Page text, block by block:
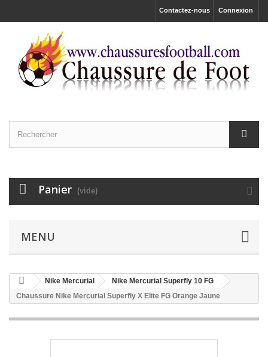
Connexion
Contactez-nous
Panier (vide)
MENU
Nike Mercurial
Nike Mercurial Superfly 10 FG
Chaussure Nike Mercurial Superfly X Elite FG Orange Jaune